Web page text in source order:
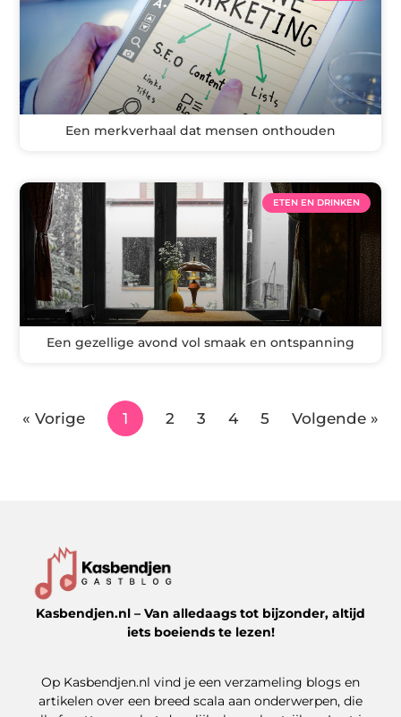
Een merkverhaal dat mensen onthouden
ETEN EN DRINKEN
Een gezellige avond vol smaak en ontspanning
« Vorige 1 2 3 4 5 Volgende »
Kasbendjen.nl – Van alledaags tot bijzonder, altijd
iets boeiends te lezen!
Op Kasbendjen.nl vind je een verzameling blogs en
artikelen over een breed scala aan onderwerpen, die